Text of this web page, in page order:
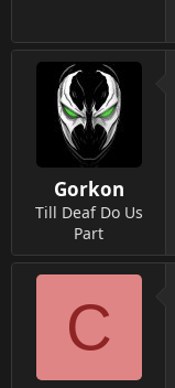
Gorkon
Till Deaf Do Us
Part
C